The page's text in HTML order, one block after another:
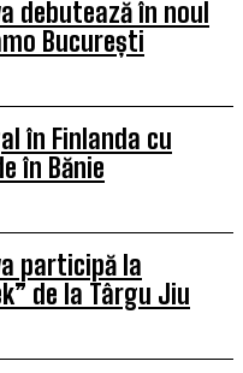
debutează în noul
București
în Finlanda cu
în Bănie
participă la
de la Târgu Jiu